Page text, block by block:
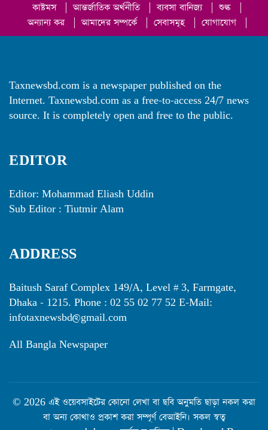
কাষ্টমস
আন্তর্জাতিক অর্থনীতি ব্যবসা বানিজ্য শুল্ক
অন্যান্য কর
আমাদের সম্পর্কে সেবাসমূহ যোগাযোগ
Taxnewsbd.com is a newspaper published on the
Internet. Taxnewsbd.com as a free-to-access 24/7 news
source. It is completely open and free to the public.
EDITOR
Editor: Mohammad Eliash Uddin
Sub Editor : Tiutmir Alam
ADDRESS
Baitush Saraf Complex 149/A, Level # 3, Farmgate,
Dhaka - 1215. Phone : 02 55 02 77 52 E-Mail:
infotaxnewsbd@gmail.com
All Bangla Newspaper
© 2026 এই ওয়েবসাইটের কোনো লেখা বা ছবি অনুমতি ছাড়া নকল করা
বা অন্য কোথাও প্রকাশ করা সম্পূর্ণ বেআইনি। সকল স্বত্ব